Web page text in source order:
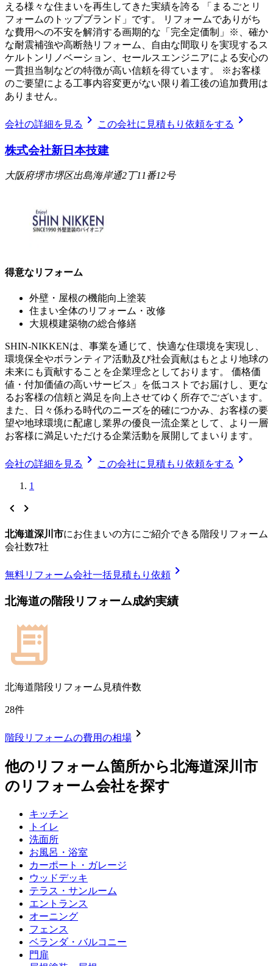
える様々な住まいを再生してきた実績を誇る 「まるごとリ
フォームのトップブランド」です。 リフォームでありがち
な費用への不安を解消する画期的な「完全定価制」※、確か
な耐震補強や高断熱リフォーム、自由な間取りを実現するス
ケルトンリノベーション、セールスエンジニアによる安心の
一貫担当制などの特徴が高い信頼を得ています。 ※お客様
のご要望による工事内容変更がない限り着工後の追加費用は
ありません。
会社の詳細を見る chevron_right この会社に見積もり依頼をする chevron_right
株式会社新日本技建
大阪府堺市堺区出島海岸通2丁11番12号
得意なリフォーム
外壁・屋根の機能向上塗装
住まい全体のリフォーム・改修
大規模建築物の総合修繕
SHIN-NIKKENは、事業を通じて、快適な住環境を実現し、
環境保全やボランティア活動及び社会貢献はもとより地球の
未来にも貢献することを企業理念としております。 価格価
値・付加価値の高いサービス」を低コストでお届けし、更な
るお客様の信頼と満足を向上させてゆく所存でございます。
また、日々係わる時代のニーズを的確につかみ、お客様の要
望や地球環境に配慮し業界の優良一流企業として、より一層
お客様に満足いただける企業活動を展開してまいります。
会社の詳細を見る chevron_right この会社に見積もり依頼をする chevron_right
1
chevron_left chevron_right
北海道深川市にお住まいの方にご紹介できる 階段リフォーム
会社数7社
無料リフォーム会社一括見積もり依頼 chevron_right
北海道の階段リフォーム成約実績
北海道階段リフォーム見積件数
28件
階段リフォームの費用の相場 chevron_right
他のリフォーム箇所から北海道深川市
のリフォーム会社を探す
キッチン
トイレ
洗面所
お風呂・浴室
カーポート・ガレージ
ウッドデッキ
テラス・サンルーム
エントランス
オーニング
フェンス
ベランダ・バルコニー
門扉